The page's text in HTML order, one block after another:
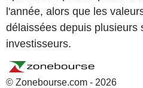
l'année, alors que les
délaissées depuis plusieurs
investisseurs.
© Zonebourse.com - 2026